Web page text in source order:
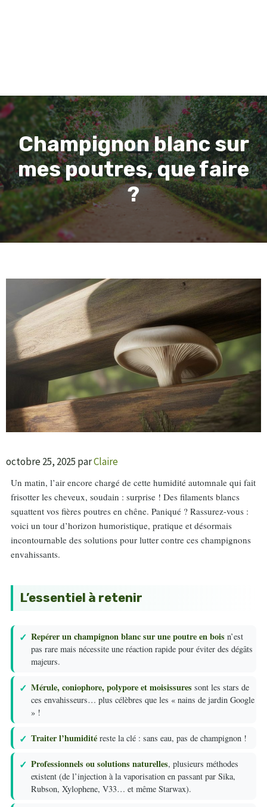
Champignon blanc sur
mes poutres, que faire
?
octobre 25, 2025 parClaire
Un matin, l’air encore chargé de cette humidité automnale qui fait
frisotter les cheveux, soudain : surprise ! Des filaments blancs
squattent vos fières poutres en chêne. Paniqué ? Rassurez-vous :
voici un tour d’horizon humoristique, pratique et désormais
incontournable des solutions pour lutter contre ces champignons
envahissants.
L’essentiel à retenir
Repérer un champignon blanc sur une poutre en bois n’est
pas rare mais nécessite une réaction rapide pour éviter des dégâts
majeurs.
Mérule, coniophore, polypore et moisissures sont les stars de
ces envahisseurs… plus célèbres que les « nains de jardin Google
» !
Traiter l’humidité reste la clé : sans eau, pas de champignon !
Professionnels ou solutions naturelles, plusieurs méthodes
existent (de l’injection à la vaporisation en passant par Sika,
Rubson, Xylophene, V33… et même Starwax).